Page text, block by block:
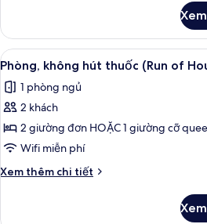
of
House
C/I
9PM
C/O
11AM)
Phòng,
không
hút
(Run
of
C/I
9PM
11AM)
Xem
tất
cả
ảnh
Phòng,
không
hút
thuốc
of
2
Phòng, không hút thuốc (Run of
1 phòng ngủ
2 khách
2 giường đơn HOẶC 1 giường cỡ
Wifi miễn phí
Xem thêm chi tiết
Chi